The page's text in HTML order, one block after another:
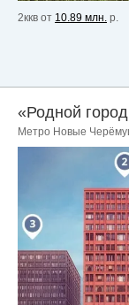
2ккв от 10.89 млн. р.
«Родной
Метро Новые